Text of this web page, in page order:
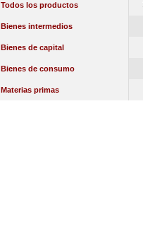
Todos los productos
Bienes intermedios
Bienes de capital
Bienes de consumo
Materias primas